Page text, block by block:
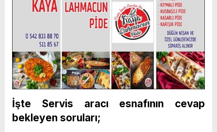
İşte Servis aracı esnafının cevap
bekleyen soruları;